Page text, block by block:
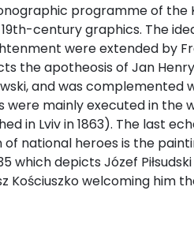
programme of the
century graphics. The
were extended by
the apotheosis of Jan
and was complemented
were mainly executed in the
in Lviv in 1863). The last
national heroes is the
which depicts Józef
Kościuszko welcoming him